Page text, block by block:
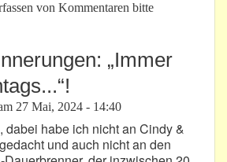
Erinnerungen verführen zum Lesen und –
von Kommentaren bitte
„Immer
27 Mai, 2024 - 14:40
dabei habe ich nicht an Cindy &
und auch nicht an den